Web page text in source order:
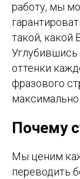
работу, мы
такой, какой
оттенки
фразового
максимально
Почему
Мы ценим
переводить